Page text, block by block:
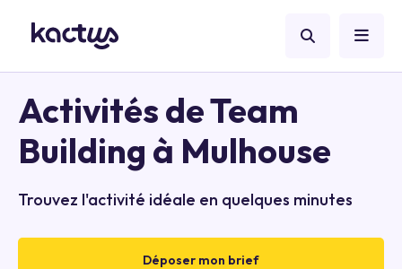
Activités de Team
Building à Mulhouse
Trouvez l'activité idéale en quelques minutes
Déposer mon brief